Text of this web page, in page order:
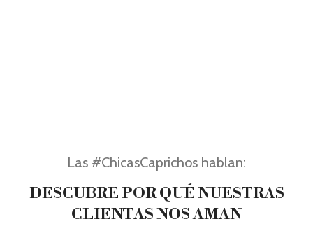
Las #ChicasCaprichos hablan:
DESCUBRE POR QUÉ NUESTRAS
CLIENTAS NOS AMAN